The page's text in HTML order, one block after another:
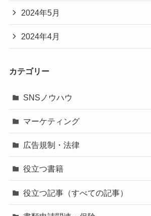
2024年5月
2024年4月
カテゴリー
SNSノウハウ
マーケティング
広告規制・法律
役立つ書籍
役立つ記事（すべての記事）